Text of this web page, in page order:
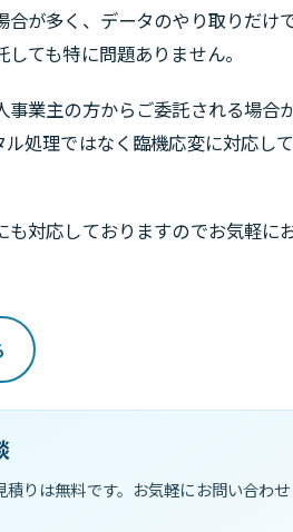
合が多く、データのやり取りだけ
ても特に問題ありません。
事業主の方からご委託される場合
処理ではなく臨機応変に対応し
も対応しておりますのでお気軽に
りは無料です。お気軽にお問い合わ